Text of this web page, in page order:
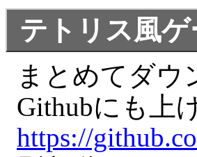
テトリス風
まとめてダウ
Githubにも上
https://